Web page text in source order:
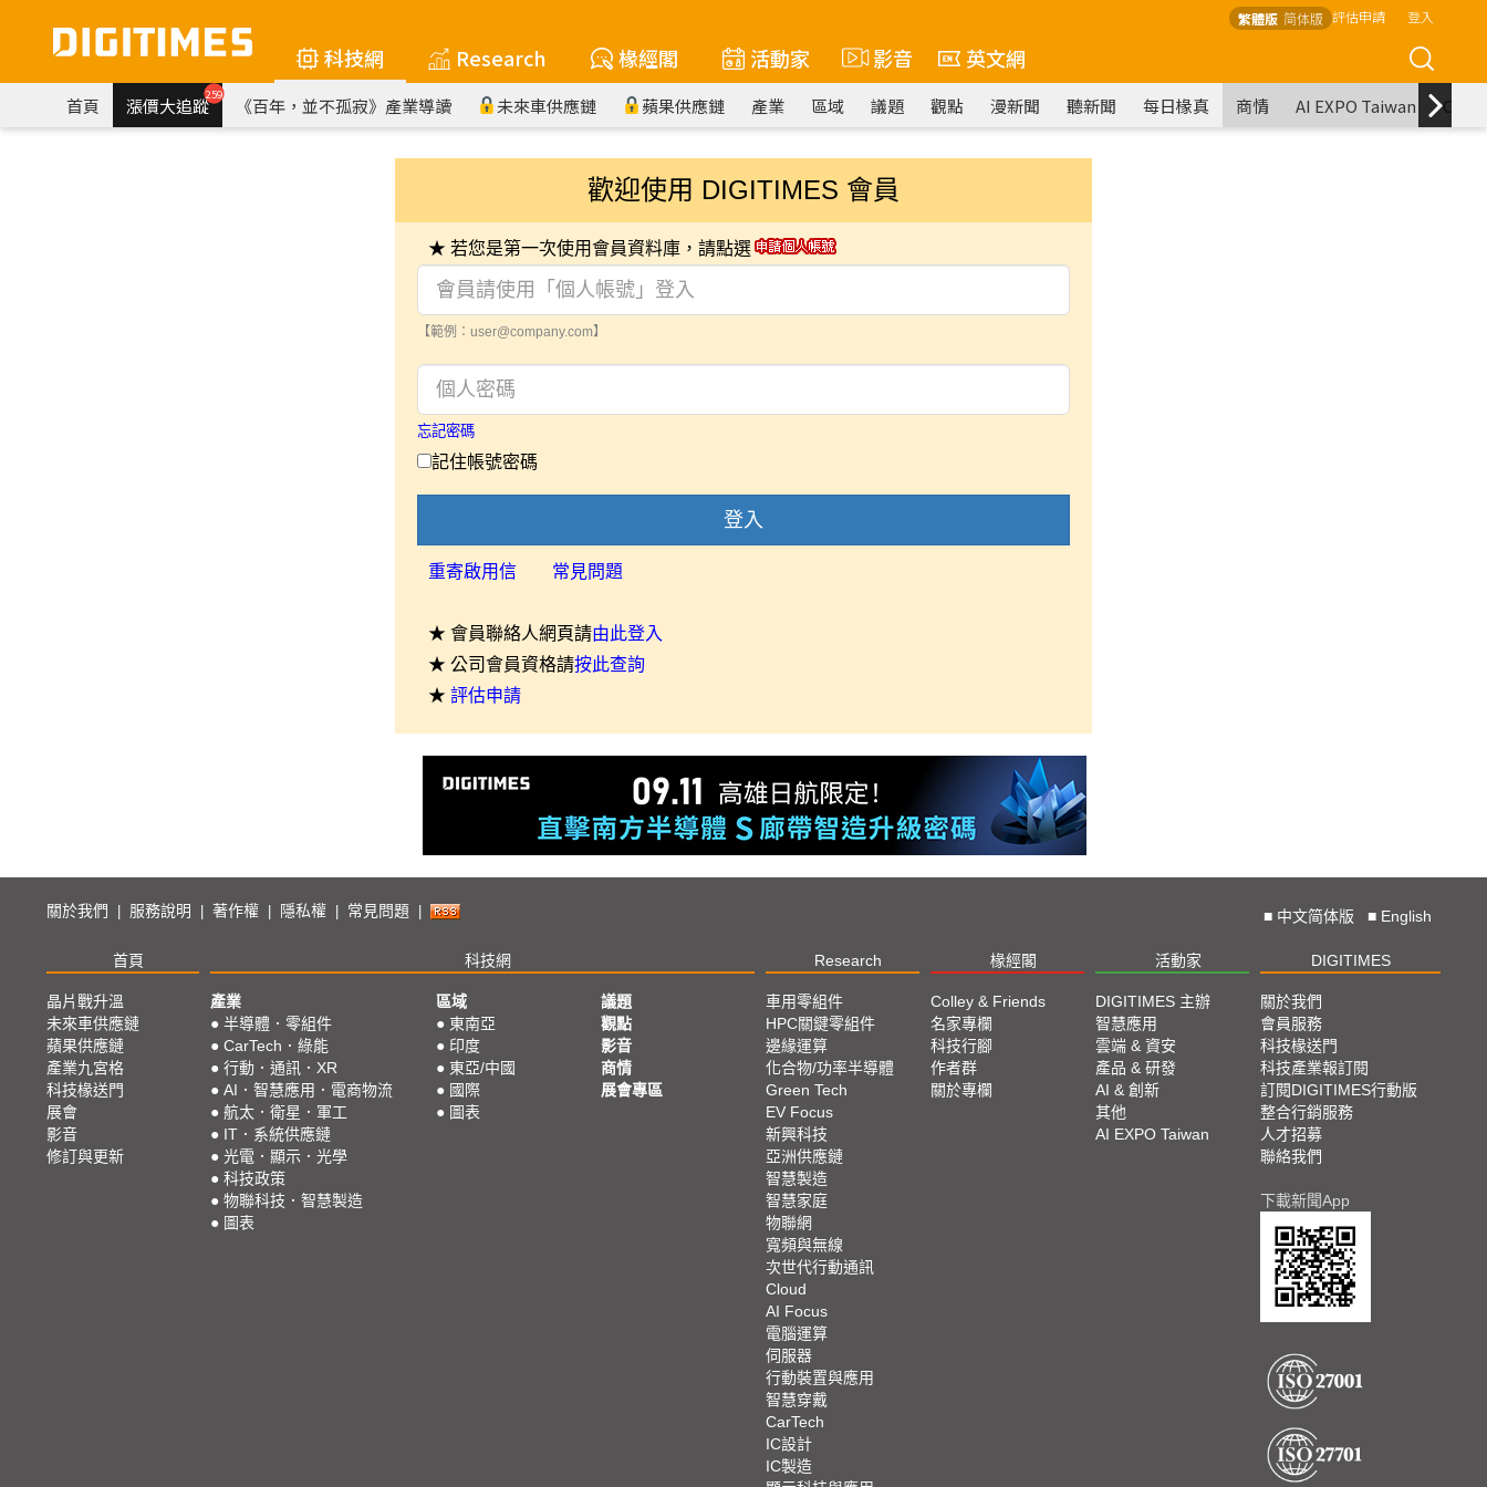
繁體版 简体版 評估申請 登入
科技網 Research 椽經閣 活動家 影音 英文網
首頁 漲價大追蹤259 《百年，並不孤寂》產業導讀 未來車供應鏈 蘋果供應鏈 產業 區域 議題 觀點 漫新聞 聽新聞 每日椽真 商情 AI EXPO Taiwan
歡迎使用 DIGITIMES 會員
★ 若您是第一次使用會員資料庫，請點選
【範例：user@company.com】
忘記密碼
記住帳號密碼
登入
重寄啟用信 常見問題
★ 會員聯絡人網頁請由此登入
★ 公司會員資格請按此查詢
★ 評估申請
關於我們 服務說明 著作權 隱私權 常見問題 ■ 中文简体版 ■ English
首頁 科技網 Research 椽經閣 活動家 DIGITIMES
晶片戰升溫
未來車供應鏈
蘋果供應鏈
產業九宮格
科技椽送門
展會
影音
修訂與更新
產業
● 半導體．零組件
● CarTech．綠能
● 行動．通訊．XR
● AI．智慧應用．電商物流
● 航太．衛星．軍工
● IT．系統供應鏈
● 光電．顯示．光學
● 科技政策
● 物聯科技．智慧製造
● 圖表
區域
● 東南亞
● 印度
● 東亞/中國
● 國際
● 圖表
議題
觀點
影音
商情
展會專區
車用零組件
HPC關鍵零組件
邊緣運算
化合物/功率半導體
Green Tech
EV Focus
新興科技
亞洲供應鏈
智慧製造
智慧家庭
物聯網
寬頻與無線
次世代行動通訊
Cloud
AI Focus
電腦運算
伺服器
行動裝置與應用
智慧穿戴
CarTech
IC設計
IC製造
Colley & Friends
名家專欄
科技行腳
作者群
關於專欄
DIGITIMES 主辦
智慧應用
雲端 & 資安
產品 & 研發
AI & 創新
其他
AI EXPO Taiwan
關於我們
會員服務
科技椽送門
科技產業報訂閱
訂閱DIGITIMES行動版
整合行銷服務
人才招募
聯絡我們
下載新聞App